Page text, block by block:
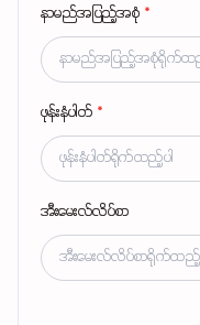
နာမည်အပြည့်အစုံ *
ဖုန်းနံပါတ် *
အီးမေးလ်လိပ်စာ